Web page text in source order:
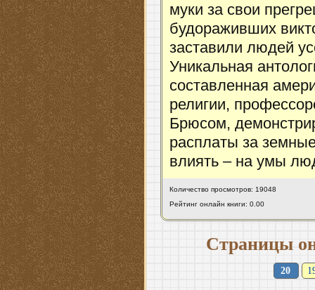
муки за свои
будораживших
заставили людей
Уникальная
составленная
религии,
Брюсом,
расплаты за
влиять – на умы
Количество просмотров: 19048
Рейтинг онлайн книги: 0.00
Страницы
20